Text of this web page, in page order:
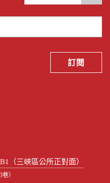
（三峽區公所正對面）
）